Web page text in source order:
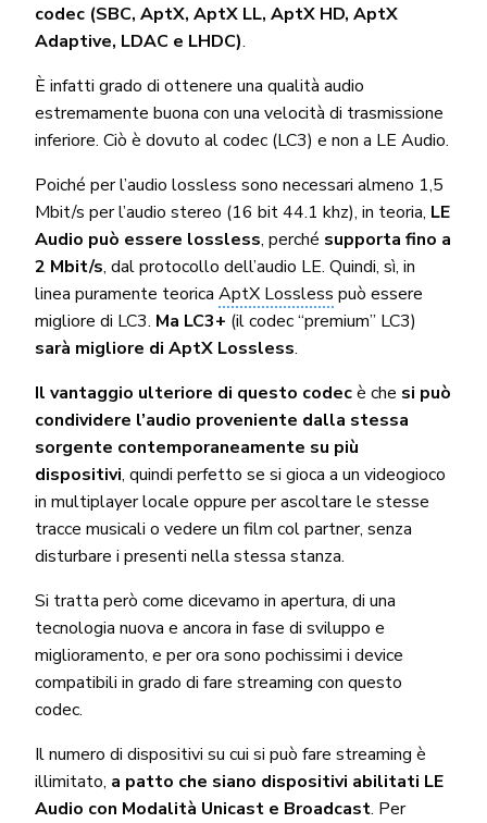
codec (SBC, AptX, AptX LL, AptX HD, AptX
Adaptive, LDAC e LHDC).
È infatti grado di ottenere una qualità audio
estremamente buona con una velocità di trasmissione
inferiore. Ciò è dovuto al codec (LC3) e non a LE Audio.
Poiché per l’audio lossless sono necessari almeno 1,5
Mbit/s per l’audio stereo (16 bit 44.1 khz), in teoria, LE
Audio può essere lossless, perché supporta fino a
2 Mbit/s, dal protocollo dell’audio LE. Quindi, sì, in
linea puramente teoricaAptX Lossless può essere
migliore di LC3. Ma LC3+ (il codec “premium” LC3)
sarà migliore di AptX Lossless.
Il vantaggio ulteriore di questo codecè che si può
condividere l’audio proveniente dalla stessa
sorgente contemporaneamente su più
dispositivi, quindi perfetto se si gioca a un videogioco
in multiplayer locale oppure per ascoltare le stesse
tracce musicali o vedere un film col partner, senza
disturbare i presenti nella stessa stanza.
Si tratta però come dicevamo in apertura, di una
tecnologia nuova e ancora in fase di sviluppo e
miglioramento, e per ora sono pochissimi i device
compatibili in grado di fare streaming con questo
codec.
Il numero di dispositivi su cui si può fare streaming è
illimitato, a patto che siano dispositivi abilitati LE
Audio con Modalità Unicast e Broadcast. Per